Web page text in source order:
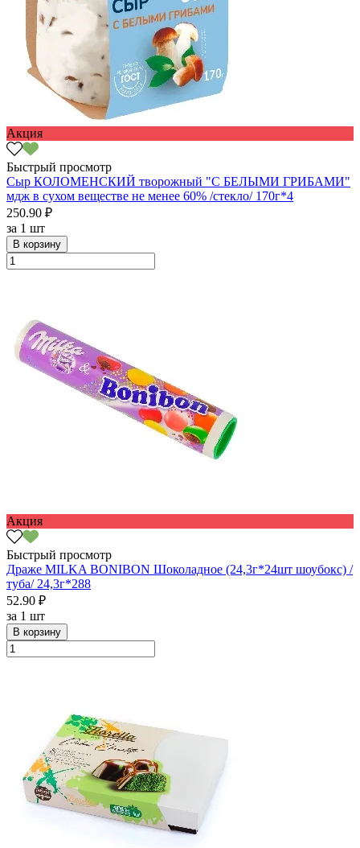
Акция
Быстрый просмотр
Сыр КОЛОМЕНСКИЙ творожный "С БЕЛЫМИ ГРИБАМИ"
мдж в сухом веществе не менее 60% /стекло/ 170г*4
250.90 ₽
за 1 шт
В корзину
Акция
Быстрый просмотр
Драже MILKA BONIBON Шоколадное (24,3г*24шт шоубокс) /
туба/ 24,3г*288
52.90 ₽
за 1 шт
В корзину